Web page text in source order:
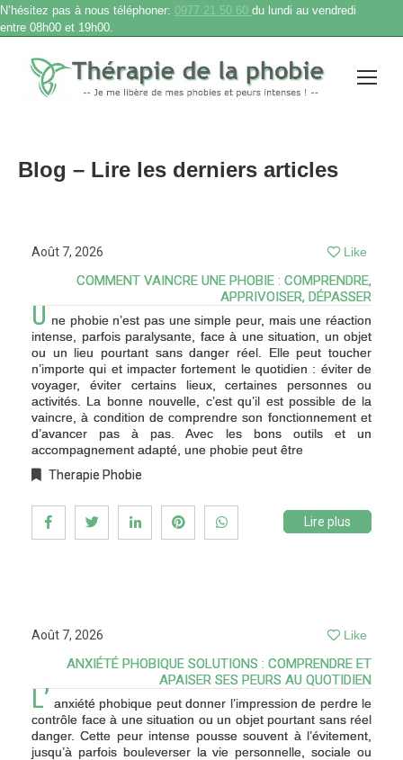
N’hésitez pas à nous téléphoner: 0977 21 50 60 du lundi au vendredi
entre 08h00 et 19h00.
Blog – Lire les derniers articles
Août 7, 2026 Like
COMMENT VAINCRE UNE PHOBIE : COMPRENDRE,
APPRIVOISER, DÉPASSER
U ne phobie n’est pas une simple peur, mais une réaction
intense, parfois paralysante, face à une situation, un objet
ou un lieu pourtant sans danger réel. Elle peut toucher
n’importe qui et impacter fortement le quotidien : éviter de
voyager, éviter certains lieux, certaines personnes ou
activités. La bonne nouvelle, c’est qu’il est possible de la
vaincre, à condition de comprendre son fonctionnement et
d’avancer pas à pas. Avec les bons outils et un
accompagnement adapté, une phobie peut être
Therapie Phobie
Lire plus
Août 7, 2026 Like
ANXIÉTÉ PHOBIQUE SOLUTIONS : COMPRENDRE ET
APAISER SES PEURS AU QUOTIDIEN
L’ anxiété phobique peut donner l’impression de perdre le
contrôle face à une situation ou un objet pourtant sans réel
danger. Cette peur intense pousse souvent à l’évitement,
jusqu’à parfois bouleverser la vie personnelle, sociale ou